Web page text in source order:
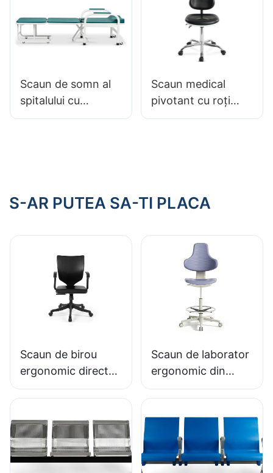
perfect pentru
studio de birou
5 stele din greutăți
susține ore lungi în
laboratoare
Scaun de somn al
spitalului cu
economii eficiente
Scaun medical
pivotant cu roți
MC-002F Pernă din
S-AR PUTEA SA-TI PLACA
Scaun de birou
ergonomic direct
din fabrică, turnat
IC091 HEWEI
SEATING
Scaun de laborator
ergonomic din
spumă PU durabilă
SEATING